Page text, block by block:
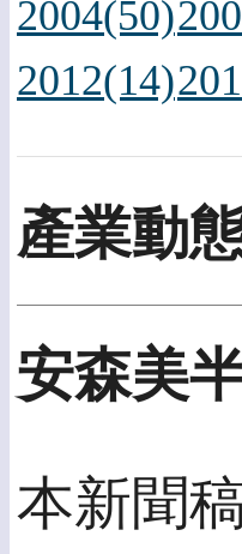
2004(50)
2012(14)
產業動
安森美
本新聞